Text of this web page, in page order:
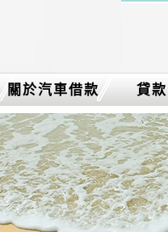
關於汽車借款 貸款